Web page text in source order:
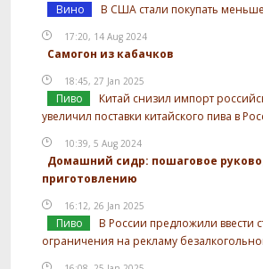
Вино В США стали покупать
17:20, 14 Aug 2024
Самогон из кабачков
18:45, 27 Jan 2025
Пиво
Китай снизил импорт
увеличил поставки китайского пива в
10:39, 5 Aug 2024
Домашний сидр: пошаговое
приготовлению
16:12, 26 Jan 2025
Пиво
В России предложили ввести
ограничения на рекламу